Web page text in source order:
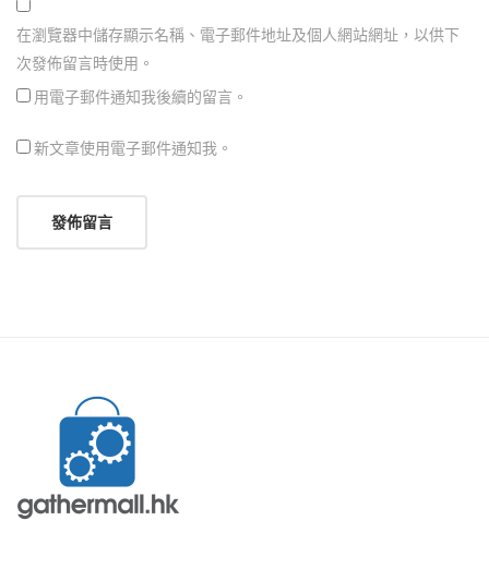
在瀏覽器中儲存顯示名稱、電子郵件地址及個人網站網址，以供下
次發佈留言時使用。
用電子郵件通知我後續的留言。
新文章使用電子郵件通知我。